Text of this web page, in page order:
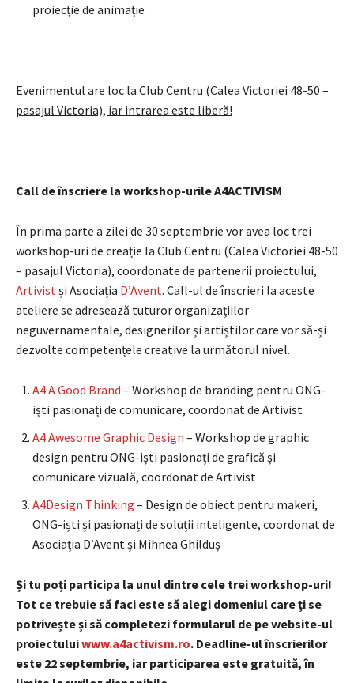
proiecție de animație
Evenimentul are loc la Club Centru (Calea Victoriei 48-50 –
pasajul Victoria), iar intrarea este liberă!
Call de înscriere la workshop-urile A4ACTIVISM
În prima parte a zilei de 30 septembrie vor avea loc trei
workshop-uri de creație la Club Centru (Calea Victoriei 48-50
– pasajul Victoria), coordonate de partenerii proiectului,
Artivist și Asociația D’Avent. Call-ul de înscrieri la aceste
ateliere se adresează tuturor organizațiilor
neguvernamentale, designerilor și artiștilor care vor să-și
dezvolte competențele creative la următorul nivel.
A4 A Good Brand – Workshop de branding pentru ONG-
iști pasionați de comunicare, coordonat de Artivist
A4 Awesome Graphic Design – Workshop de graphic
design pentru ONG-iști pasionați de grafică și
comunicare vizuală, coordonat de Artivist
A4Design Thinking – Design de obiect pentru makeri,
ONG-iști și pasionați de soluții inteligente, coordonat de
Asociația D’Avent și Mihnea Ghilduș
Și tu poți participa la unul dintre cele trei workshop-uri!
Tot ce trebuie să faci este să alegi domeniul care ți se
potrivește și să completezi formularul de pe website-ul
proiectuluiwww.a4activism.ro. Deadline-ul înscrierilor
este 22 septembrie, iar participarea este gratuită, în